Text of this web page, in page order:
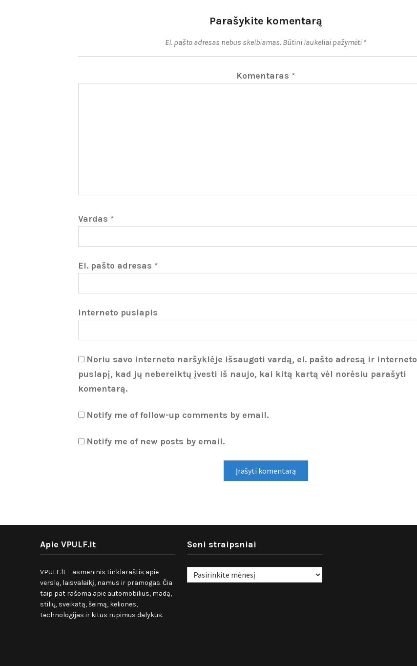
Parašykite komentarą
El. pašto adresas nebus skelbiamas. Būtini laukeliai pažymėti *
Komentaras *
Vardas *
El. pašto adresas *
Interneto puslapis
Noriu savo interneto naršyklėje išsaugoti vardą, el. pašto adresą ir interneto
puslapį, kad jų nebereiktų įvesti iš naujo, kai kitą kartą vėl norėsiu parašyti
komentarą.
Notify me of follow-up comments by email.
Notify me of new posts by email.
Apie VPULF.lt
VPULF.lt – asmeninis tinklaraštis apie
verslą, laisvalaikį, namus ir pramogas. Čia
taip pat rašoma apie automobilius, madą,
stilių, sveikatą, šeimą, keliones,
technologijas ir kitus rūpimus dalykus.
Seni straipsniai
Seni
straipsniai